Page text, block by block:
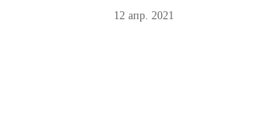
12 апр. 2021